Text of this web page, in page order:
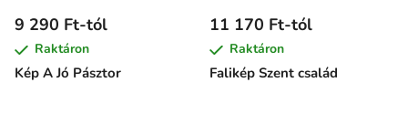
Kép A Jó Pásztor
9 290 Ft-tól
Raktáron
Falikép Szent család
11 170 Ft-tól
Raktáron